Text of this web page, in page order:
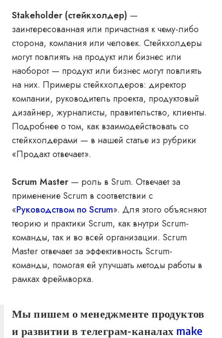
Stakeholder (стейкхолдер) —
заинтересованная или причастная к чему-либо
сторона, компания или человек. Стейкхолдеры
могут повлиять на продукт или бизнес или
наоборот — продукт или бизнес могут повлиять
на них. Примеры стейкхолдеров: директор
компании, руководитель проекта, продуктовый
дизайнер, журналисты, правительство, клиенты.
Подробнее о том, как взаимодействовать со
стейкхолдерами — в нашей статье из рубрики
«Продакт отвечает».
Scrum Master — роль в Srum. Отвечает за
применение Scrum в соответствии с
«Руководством по Scrum». Для этого объясняют
теорию и практики Scrum, как внутри Scrum-
команды, так и во всей организации. Scrum
Master отвечает за эффективность Scrum-
команды, помогая ей улучшать методы работы в
рамках фреймворка.
Мы пишем о менеджменте продуктов
и развитии в телеграм-каналах make